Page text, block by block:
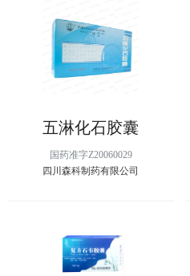
五淋化石胶囊
国药准字Z20060029
四川森科制药有限公司